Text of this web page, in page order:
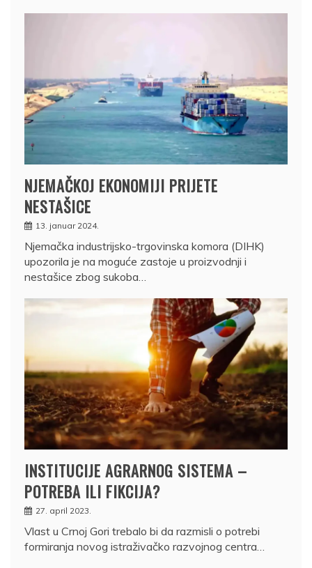
NJEMAČKOJ EKONOMIJI PRIJETE
NESTAŠICE
13. januar 2024.
Njemačka industrijsko-trgovinska komora (DIHK)
upozorila je na moguće zastoje u proizvodnji i
nestašice zbog sukoba…
INSTITUCIJE AGRARNOG SISTEMA –
POTREBA ILI FIKCIJA?
27. april 2023.
Vlast u Crnoj Gori trebalo bi da razmisli o potrebi
formiranja novog istraživačko razvojnog centra…